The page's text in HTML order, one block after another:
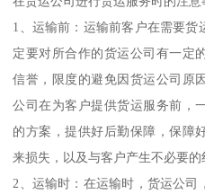
1、运输前：运输前客户在需要
定要对所合作的货运公司有一定
信誉，限度的避免因货运公司原
公司在为客户提供货运服务前，
的方案，提供好后勤保障，保障
来损失，以及与客户产生不必要的
2、运输时：在运输时，货运公